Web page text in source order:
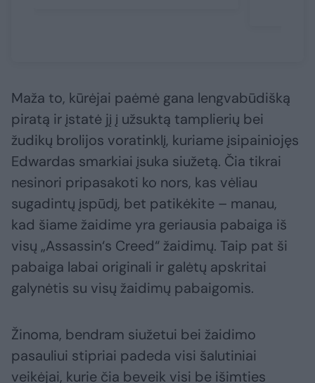
Maža to, kūrėjai paėmė gana lengvabūdišką
piratą ir įstatė jį į užsuktą tamplierių bei
žudikų brolijos voratinklį, kuriame įsipainiojęs
Edwardas smarkiai įsuka siužetą. Čia tikrai
nesinori pripasakoti ko nors, kas vėliau
sugadintų įspūdį, bet patikėkite – manau,
kad šiame žaidime yra geriausia pabaiga iš
visų „Assassin‘s Creed“ žaidimų. Taip pat ši
pabaiga labai originali ir galėtų apskritai
galynėtis su visų žaidimų pabaigomis.
Žinoma, bendram siužetui bei žaidimo
pasauliui stipriai padeda visi šalutiniai
veikėjai, kurie čia beveik visi be išimties